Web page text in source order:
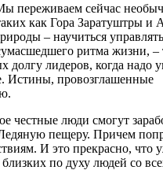
сейчас
как Гора Заратуштры
– научиться
ритма жизни,
лидеров, когда
Истины, провозглашенные
честные люди смогут
пещеру. Причем
И это прекрасно, что
по духу людей со